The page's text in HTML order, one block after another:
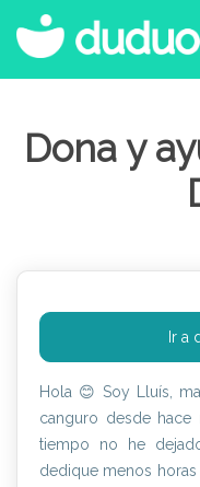
Dona y
Ir a
Hola 😊 Soy Lluís,
canguro desde
tiempo no he
dedique menos